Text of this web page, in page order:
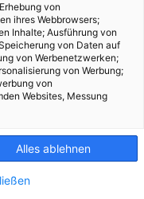
Erhebung von
ihres Webbrowsers;
Inhalte; Ausführung von
von Daten auf
von Werbenetzwerken;
von Werbung;
von
Websites, Messung
Alles ablehnen